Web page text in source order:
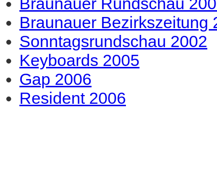
Braunauer Bezirkszeitung
Sonntagsrundschau 2002
Keyboards 2005
Gap 2006
Resident 2006